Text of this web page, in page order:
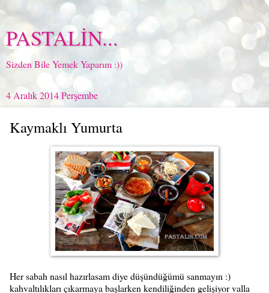
PASTALİN...
Sizden Bile Yemek Yaparım :))
4 Aralık 2014 Perşembe
Kaymaklı Yumurta
Her sabah nasıl hazırlasam diye düşündüğümü sanmayın :)
kahvaltılıkları çıkarmaya başlarken kendiliğinden gelişiyor valla